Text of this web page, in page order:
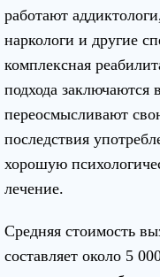
работают
наркологи и другие
комплексная
подхода заключаются
переосмысливают
последствия
хорошую
лечение.
Средняя стоимость
составляет около 5